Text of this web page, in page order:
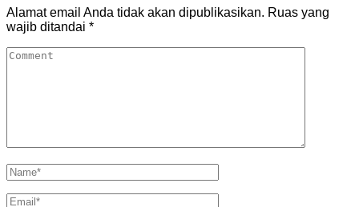
Alamat email Anda tidak akan dipublikasikan. Ruas yang
wajib ditandai *